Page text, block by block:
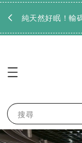
純天然好眠！
搜尋